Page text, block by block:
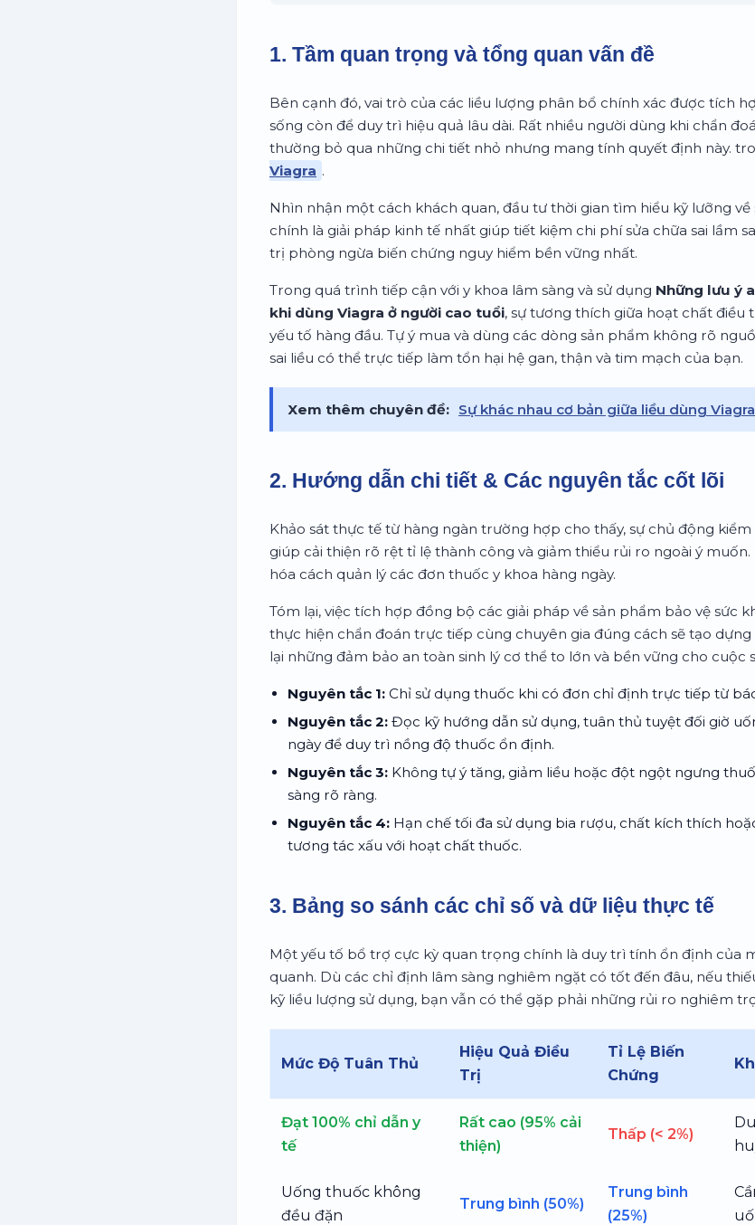
1. Tầm quan trọng và tổng quan vấn đề
Bên cạnh đó, vai trò của các liều lượng phân bổ chính xác được tích
sống còn để duy trì hiệu quả lâu dài. Rất nhiều người dùng khi chẩn
thường bỏ qua những chi tiết nhỏ nhưng mang tính quyết định này.
Viagra .
Nhìn nhận một cách khách quan, đầu tư thời gian tìm hiểu kỹ lưỡng
chính là giải pháp kinh tế nhất giúp tiết kiệm chi phí sửa chữa sai lầm
trị phòng ngừa biến chứng nguy hiểm bền vững nhất.
Trong quá trình tiếp cận với y khoa lâm sàng và sử dụng Những lưu ý
khi dùng Viagra ở người cao tuổi, sự tương thích giữa hoạt chất điều
yếu tố hàng đầu. Tự ý mua và dùng các dòng sản phẩm không rõ
sai liều có thể trực tiếp làm tổn hại hệ gan, thận và tim mạch của bạn.
Xem thêm chuyên đề: Sự khác nhau cơ bản giữa liều dùng
2. Hướng dẫn chi tiết & Các nguyên tắc cốt lõi
Khảo sát thực tế từ hàng ngàn trường hợp cho thấy, sự chủ động
giúp cải thiện rõ rệt tỉ lệ thành công và giảm thiểu rủi ro ngoài ý
hóa cách quản lý các đơn thuốc y khoa hàng ngày.
Tóm lại, việc tích hợp đồng bộ các giải pháp về sản phẩm bảo vệ sức
thực hiện chẩn đoán trực tiếp cùng chuyên gia đúng cách sẽ tạo
lại những đảm bảo an toàn sinh lý cơ thể to lớn và bền vững cho cuộc
Nguyên tắc 1: Chỉ sử dụng thuốc khi có đơn chỉ định trực tiếp từ
Nguyên tắc 2: Đọc kỹ hướng dẫn sử dụng, tuân thủ tuyệt đối giờ
ngày để duy trì nồng độ thuốc ổn định.
Nguyên tắc 3: Không tự ý tăng, giảm liều hoặc đột ngột ngưng
sàng rõ ràng.
Nguyên tắc 4: Hạn chế tối đa sử dụng bia rượu, chất kích thích
tương tác xấu với hoạt chất thuốc.
3. Bảng so sánh các chỉ số và dữ liệu thực tế
Một yếu tố bổ trợ cực kỳ quan trọng chính là duy trì tính ổn định của
quanh. Dù các chỉ định lâm sàng nghiêm ngặt có tốt đến đâu, nếu
kỹ liều lượng sử dụng, bạn vẫn có thể gặp phải những rủi ro nghiêm
Mức Độ Tuân Thủ
Hiệu Quả Điều
Trị
Tỉ Lệ Biến
Chứng
Đạt 100% chỉ dẫn y
tế
Rất cao (95% cải
thiện)
Thấp (< 2%)
Uống thuốc không
đều đặn
Trung bình (50%)
Trung bình
(25%)